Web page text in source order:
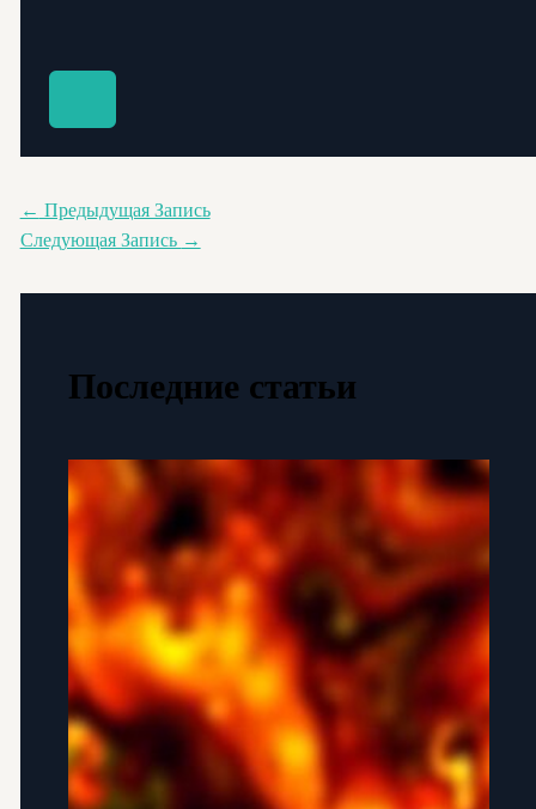
← Предыдущая Запись
Следующая Запись →
Последние статьи